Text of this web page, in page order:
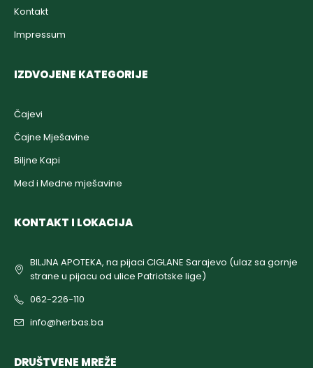
Kontakt
Impressum
IZDVOJENE KATEGORIJE
Čajevi
Čajne Mješavine
Biljne Kapi
Med i Medne mješavine
KONTAKT I LOKACIJA
BILJNA APOTEKA, na pijaci CIGLANE Sarajevo (ulaz sa gornje
strane u pijacu od ulice Patriotske lige)
062-226-110
info@herbas.ba
DRUŠTVENE MREŽE